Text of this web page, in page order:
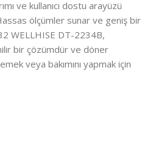
ve kullanıcı dostu arayüzü
ölçümler sunar ve geniş bir
WELLHISE DT-2234B,
bir çözümdür ve döner
veya bakımını yapmak için